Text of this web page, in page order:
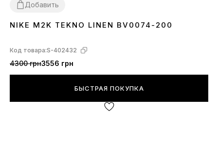
Добавить
3637 38 3940 41 4243
NIKE M2K TEKNO LINEN BV0074-200
Код товара:S-402432
4300 грн3556 грн
БЫСТРАЯ ПОКУПКА